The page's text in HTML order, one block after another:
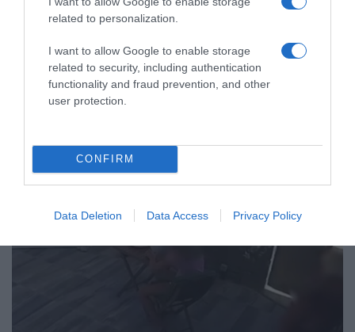
related to personalization.
I want to allow Google to enable storage
related to security, including authentication
functionality and fraud prevention, and other
user protection.
CONFIRM
Data Deletion Data Access Privacy Policy
Καταγγελία για ξυλοδαρμό
ειδικευόμενης γιατρού στον Ερυθρό
“Άρχισε να τη σπρώχνει, να τη βρίζει
και να τη χτυπάει”